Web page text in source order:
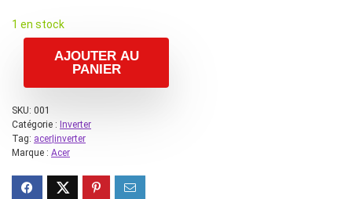
1 en stock
AJOUTER AU
PANIER
SKU: 001
Catégorie : Inverter
Tag: acer|inverter
Marque : Acer